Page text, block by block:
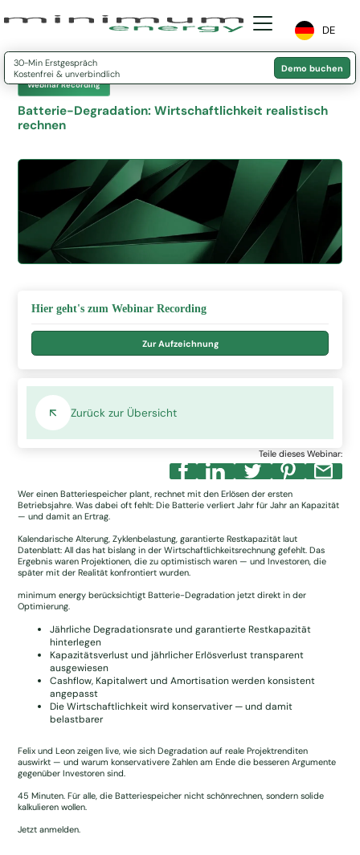
DE
30-Min Erstgespräch
Kostenfrei & unverbindlich
Demo buchen
Webinar Recording
Batterie-Degradation: Wirtschaftlichkeit realistisch
rechnen
Hier geht's zum Webinar Recording
Zur Aufzeichnung
Zurück zur Übersicht
Teile dieses Webinar:
Wer einen Batteriespeicher plant, rechnet mit den Erlösen der ersten
Betriebsjahre. Was dabei oft fehlt: Die Batterie verliert Jahr für Jahr an Kapazität
— und damit an Ertrag.
Kalendarische Alterung, Zyklenbelastung, garantierte Restkapazität laut
Datenblatt: All das hat bislang in der Wirtschaftlichkeitsrechnung gefehlt. Das
Ergebnis waren Projektionen, die zu optimistisch waren — und Investoren, die
später mit der Realität konfrontiert wurden.
minimum energy berücksichtigt Batterie-Degradation jetzt direkt in der
Optimierung.
Jährliche Degradationsrate und garantierte Restkapazität
hinterlegen
Kapazitätsverlust und jährlicher Erlösverlust transparent
ausgewiesen
Cashflow, Kapitalwert und Amortisation werden konsistent
angepasst
Die Wirtschaftlichkeit wird konservativer — und damit
belastbarer
Felix und Leon zeigen live, wie sich Degradation auf reale Projektrenditen
auswirkt — und warum konservativere Zahlen am Ende die besseren Argumente
gegenüber Investoren sind.
45 Minuten. Für alle, die Batteriespeicher nicht schönrechnen, sondern solide
kalkulieren wollen.
Jetzt anmelden.